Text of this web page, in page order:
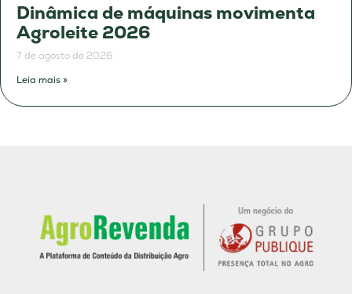
Dinâmica de máquinas movimenta
Agroleite 2026
7 de agosto de 2026
Leia mais »